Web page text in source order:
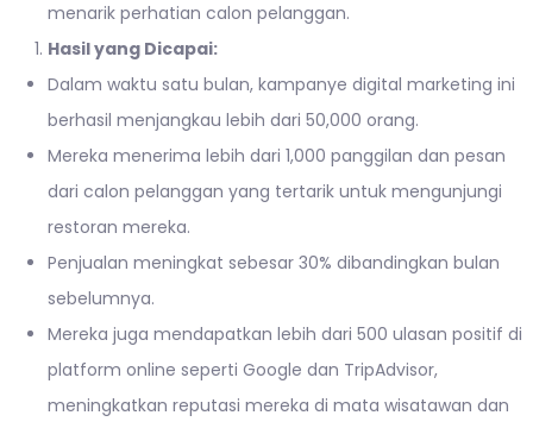
menarik perhatian calon pelanggan.
Hasil yang Dicapai:
Dalam waktu satu bulan, kampanye digital marketing ini
berhasil menjangkau lebih dari 50,000 orang.
Mereka menerima lebih dari 1,000 panggilan dan pesan
dari calon pelanggan yang tertarik untuk mengunjungi
restoran mereka.
Penjualan meningkat sebesar 30% dibandingkan bulan
sebelumnya.
Mereka juga mendapatkan lebih dari 500 ulasan positif di
platform online seperti Google dan TripAdvisor,
meningkatkan reputasi mereka di mata wisatawan dan